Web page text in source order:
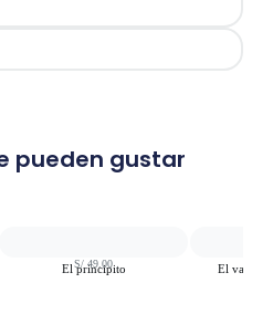
pueden gustar
El principito
S/ 49.00 El